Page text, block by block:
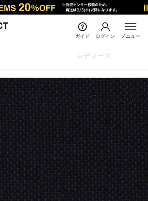
ガイド ログイン メニュー
レディース
次